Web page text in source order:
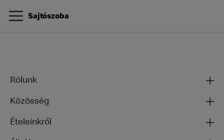
Sajtószoba
Rólunk
Közösség
Ételeinkről